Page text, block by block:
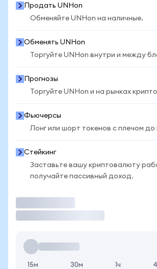
Продать UNHon
Обменяйте UNHon на наличные.
Обменять UNHon
Торгуйте UNHon внутри и между
Прогнозы
Торгуйте UNHon и на рынках
Фьючерсы
Лонг или шорт токенов с плечом до
Стейкинг
Заставьте вашу криптовалюту
получайте пассивный доход.
15м 30м 1ч